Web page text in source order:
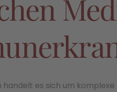
es sich um